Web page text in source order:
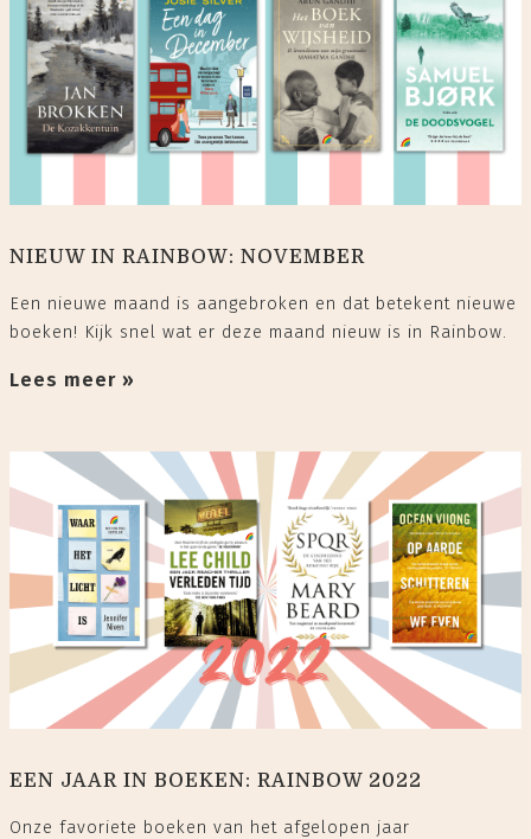
NIEUW IN RAINBOW: NOVEMBER
Een nieuwe maand is aangebroken en dat betekent nieuwe
boeken! Kijk snel wat er deze maand nieuw is in Rainbow.
Lees meer »
EEN JAAR IN BOEKEN: RAINBOW 2022
Onze favoriete boeken van het afgelopen jaar